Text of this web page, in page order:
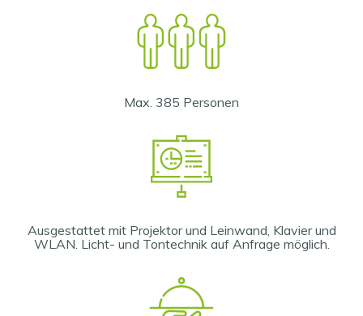
Max. 385 Personen
Ausgestattet mit Projektor und Leinwand, Klavier und
WLAN. Licht- und Tontechnik auf Anfrage möglich.